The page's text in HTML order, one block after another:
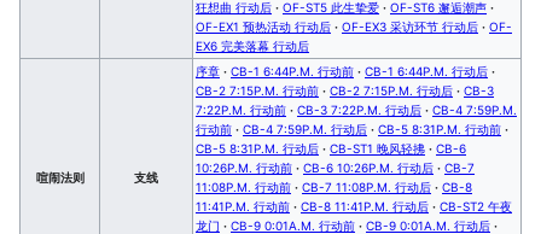
狂想曲 行动后 · OF-ST5 此生挚爱 · OF-ST6 邂逅潮声 ·
OF-EX1 预热活动 行动后 · OF-EX3 采访环节 行动后 · OF-
EX6 完美落幕 行动后
喧闹法则 支线
序章 · CB-1 6:44P.M. 行动前 · CB-1 6:44P.M. 行动后 ·
CB-2 7:15P.M. 行动前 · CB-2 7:15P.M. 行动后 · CB-3
7:22P.M. 行动前 · CB-3 7:22P.M. 行动后 · CB-4 7:59P.M.
行动前 · CB-4 7:59P.M. 行动后 · CB-5 8:31P.M. 行动前 ·
CB-5 8:31P.M. 行动后 · CB-ST1 晚风轻拂 · CB-6
10:26P.M. 行动前 · CB-6 10:26P.M. 行动后 · CB-7
11:08P.M. 行动前 · CB-7 11:08P.M. 行动后 · CB-8
11:41P.M. 行动前 · CB-8 11:41P.M. 行动后 · CB-ST2 午夜
龙门 · CB-9 0:01A.M. 行动前 · CB-9 0:01A.M. 行动后 ·